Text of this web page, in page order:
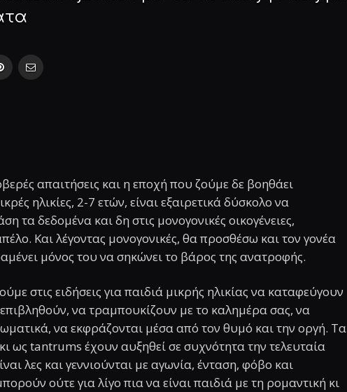
απαιτήσεις και η εποχή που ζούμε δε βοηθάει
ηλικίες, 2-7 ετών, είναι εξαιρετικά δύσκολο να
τα δεδομένα και δη στις μονογονικές οικογένειες,
Και λέγοντας μονογονικές, θα προσθέσω και τον γονέα
μόνος του να σηκώνει το βάρος της ανατροφής.
στις ειδήσεις για παιδιά μικρής ηλικίας να καταφεύγουν
να τραμπουκίζουν με το καλημέρα σας, να
να εκφράζονται μέσα από τον θυμό και την οργή. Τα
ως tantrums έχουν αυξηθεί σε συχνότητα την τελευταία
λες και γεννιούνται με αγωνία, ένταση, φόβο και
ούτε για λίγο πια να είναι παιδιά με τη ρομαντική κι